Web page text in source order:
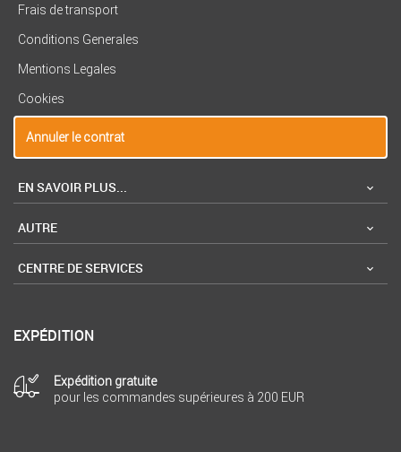
Frais de transport
Conditions Generales
Mentions Legales
Cookies
Annuler le contrat
EN SAVOIR PLUS...
AUTRE
CENTRE DE SERVICES
EXPÉDITION
Expédition gratuite
pour les commandes supérieures à 200 EUR